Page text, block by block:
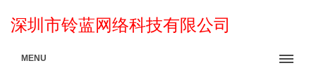
深圳市铃蓝网络科技有限公司
MENU